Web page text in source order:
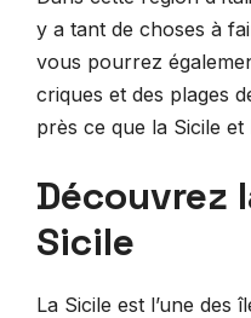
y a tant de choses à
vous pourrez
criques et des plages
près ce que la Sicile
Découvrez
Sicile
La Sicile est l’une des